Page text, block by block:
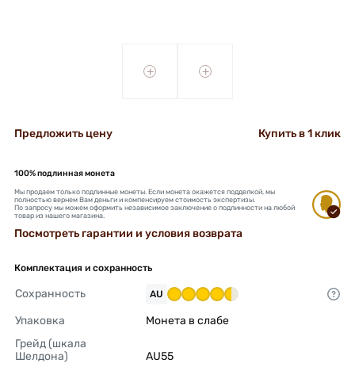
+ +
Предложить цену Купить в 1 клик
100% подлинная монета
Мы продаем только подлинные монеты. Если монета окажется подделкой, мы
полностью вернем Вам деньги и компенсируем стоимость экспертизы.
По запросу мы можем оформить независимое заключение о подлинности на любой
товар из нашего магазина.
Посмотреть гарантии и условия возврата
Комплектация и сохранность
Сохранность AU
Упаковка
Монета в слабе
Грейд (шкала
Шелдона)
AU55